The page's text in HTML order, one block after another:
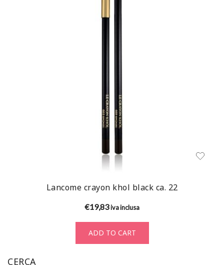
Lancome crayon khol black ca. 22
€19,83iva inclusa
ADD TO CART
CERCA